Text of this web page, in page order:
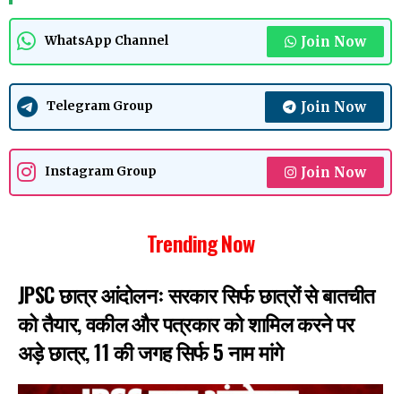
WhatsApp Channel Join Now
Telegram Group Join Now
Instagram Group Join Now
Trending Now
JPSC छात्र आंदोलनः सरकार सिर्फ छात्रों से बातचीत
को तैयार, वकील और पत्रकार को शामिल करने पर
अड़े छात्र, 11 की जगह सिर्फ 5 नाम मांगे